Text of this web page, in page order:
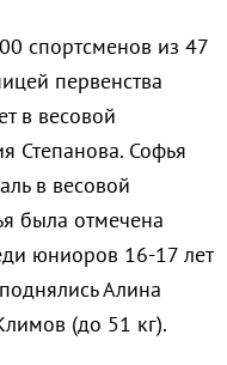
спортсменов из 47
первенства
в весовой
Степанова. Софья
в весовой
была отмечена
юниоров 16-17 лет
Алина
(до 51 кг).